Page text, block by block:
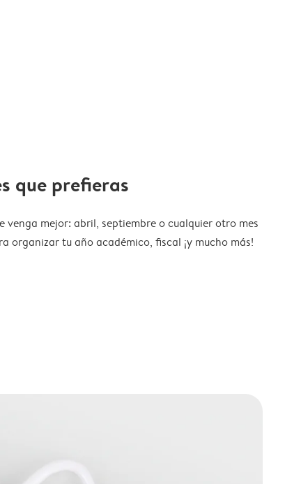
que prefieras
venga mejor: abril, septiembre o cualquier otro mes
organizar tu año académico, fiscal ¡y mucho más!